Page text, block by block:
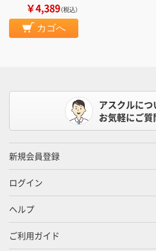
￥4,389（税込）
カゴへ
アスクルにつ
お気軽にご質
新規会員登録
ログイン
ヘルプ
ご利用ガイド